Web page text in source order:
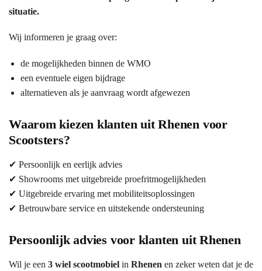
situatie.
Wij informeren je graag over:
de mogelijkheden binnen de WMO
een eventuele eigen bijdrage
alternatieven als je aanvraag wordt afgewezen
Waarom kiezen klanten uit Rhenen voor
Scootsters?
✔ Persoonlijk en eerlijk advies
✔ Showrooms met uitgebreide proefritmogelijkheden
✔ Uitgebreide ervaring met mobiliteitsoplossingen
✔ Betrouwbare service en uitstekende ondersteuning
Persoonlijk advies voor klanten uit Rhenen
Wil je een 3 wiel scootmobiel in Rhenen en zeker weten dat je de